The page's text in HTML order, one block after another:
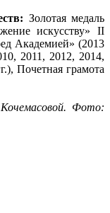
Золотая медаль
искусству» II
Академией» (2013
2011, 2012, 2014,
Почетная грамота
Фото: